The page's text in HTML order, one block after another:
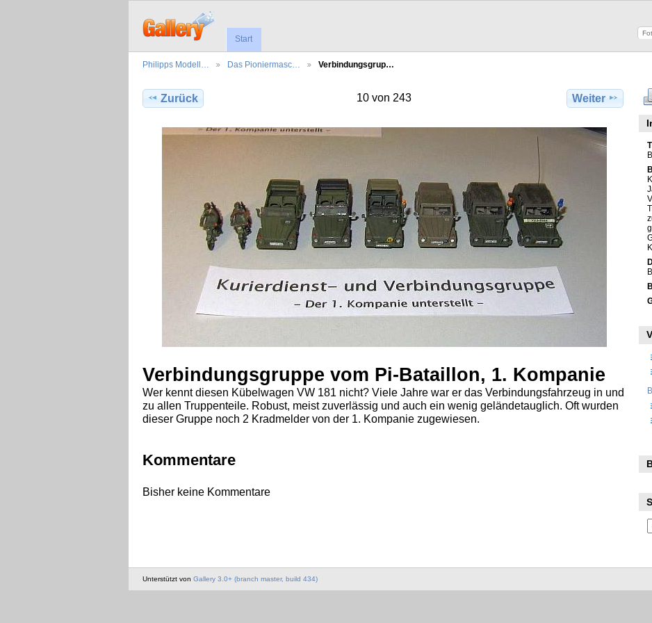
Start
Philipps Modell… Das Pioniermasc… Verbindungsgrup…
Zurück 10 von 243 Weiter
Verbindungsgruppe vom Pi-Bataillon, 1. Kompanie
Wer kennt diesen Kübelwagen VW 181 nicht? Viele Jahre war er das Verbindungsfahrzeug in und
zu allen Truppenteile. Robust, meist zuverlässig und auch ein wenig geländetauglich. Oft wurden
dieser Gruppe noch 2 Kradmelder von der 1. Kompanie zugewiesen.
Kommentare
Bisher keine Kommentare
Unterstützt von Gallery 3.0+ (branch master, build 434)